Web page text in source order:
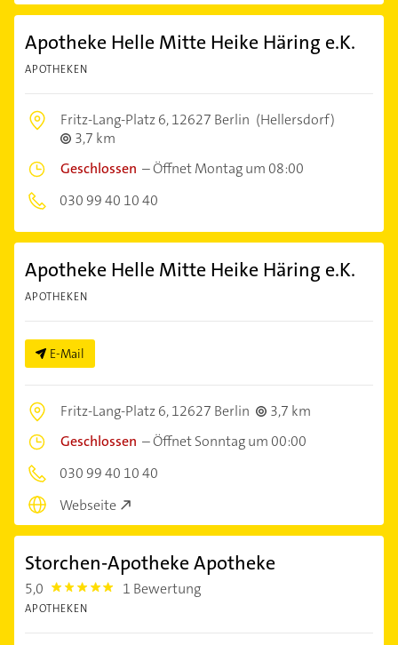
Apotheke Helle Mitte Heike Häring e.K.
APOTHEKEN
Fritz-Lang-Platz 6,12627 Berlin (Hellersdorf)
3,7 km
Geschlossen –Öffnet Montag um 08:00
030 99 40 10 40
Apotheke Helle Mitte Heike Häring e.K.
APOTHEKEN
E-Mail
Fritz-Lang-Platz 6,12627 Berlin
3,7 km
Geschlossen –Öffnet Sonntag um 00:00
030 99 40 10 40
Webseite
Storchen-Apotheke Apotheke
5,0 5.0 1 Bewertung
APOTHEKEN